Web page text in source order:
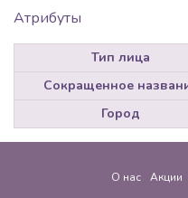
Атрибуты
Тип лица
Сокращенное
Город
О нас Акции